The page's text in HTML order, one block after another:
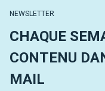
NEWSLETTER
CHAQUE
CONTENU
MAIL